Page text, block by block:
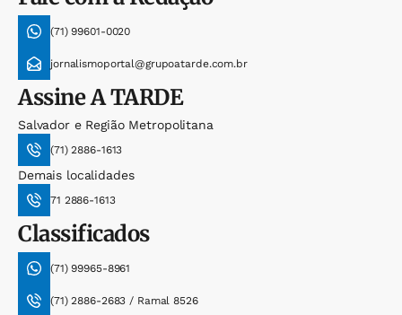
(71) 99601-0020
jornalismoportal@grupoatarde.com.br
AssineA TARDE
Salvador e Região Metropolitana
(71) 2886-1613
Demais localidades
71 2886-1613
Classificados
(71) 99965-8961
(71) 2886-2683 / Ramal 8526